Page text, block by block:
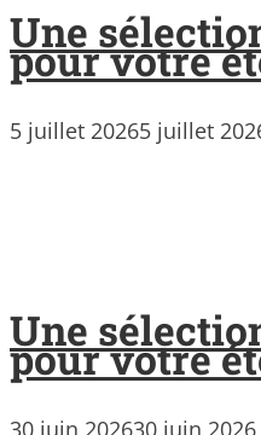
Une
pour votre
5 juillet 20265 juillet
Une
pour votre
30 juin 202630 juin 2026